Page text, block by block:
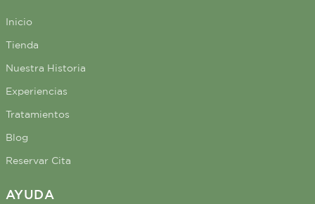
Inicio
Tienda
Nuestra Historia
Experiencias
Tratamientos
Blog
Reservar Cita
AYUDA